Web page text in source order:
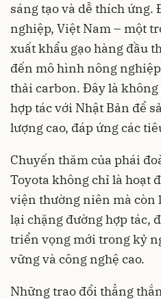
sáng tạo và dễ thích
nghiệp, Việt Nam – một
xuất khẩu gạo hàng đầu
đến mô hình nông
thải carbon. Đây là
hợp tác với Nhật Bản để
lượng cao, đáp ứng các
Chuyến thăm của phái
Toyota không chỉ là hoạt
viện thường niên mà còn
lại chặng đường hợp tác,
triển vọng mới trong kỷ
vững và công nghệ cao.
Những trao đổi thẳng